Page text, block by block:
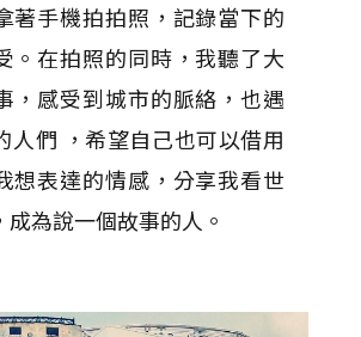
著手機拍拍照，記錄當下的
。在拍照的同時，我聽了大
，感受到城市的脈絡，也遇
人們 ，希望自己也可以借用
想表達的情感，分享我看世
成為說一個故事的人。